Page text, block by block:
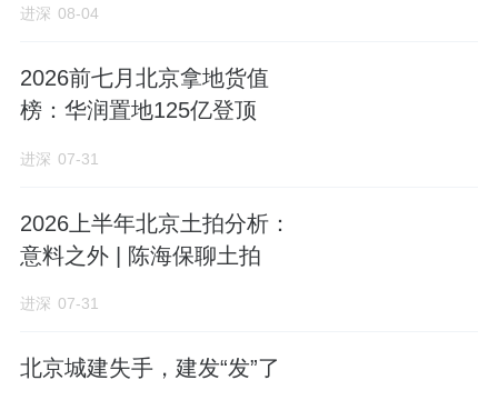
即便是放眼北京二三环的豪宅，它们的规划条
件，也没有龙樾海序那么苛刻。
例如：中海丽金府，容积率2.8，限高80米；
华润万泉寺B地块，容积率2.6，限高80米（局
部90米）。
如果你选龙樾海序，先要过这一关：超高的建
进深 08-04
2026前七月北京拿地货值
榜：华润置地125亿登顶
进深 07-31
2026上半年北京土拍分析：
意料之外 | 陈海保聊土拍
进深 07-31
北京城建失手，建发“发”了